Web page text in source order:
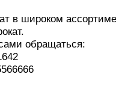
в широком
обращаться: